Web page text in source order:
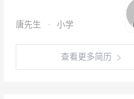
唐先生 · 小学
查看更多简历